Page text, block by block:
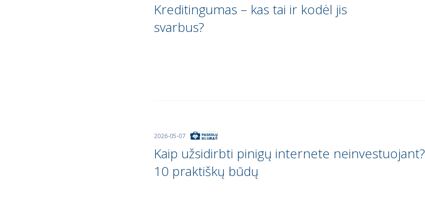
Kreditingumas – kas tai ir kodėl jis
svarbus?
2026-05-07
Kaip užsidirbti pinigų internete neinvestuojant?
10 praktiškų būdų